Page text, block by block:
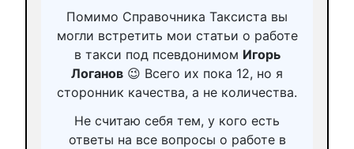
Помимо Справочника Таксиста вы
могли встретить мои статьи о работе
в такси под псевдонимом Игорь
Логанов 😉 Всего их пока 12, но я
сторонник качества, а не количества.
Не считаю себя тем, у кого есть
ответы на все вопросы о работе в